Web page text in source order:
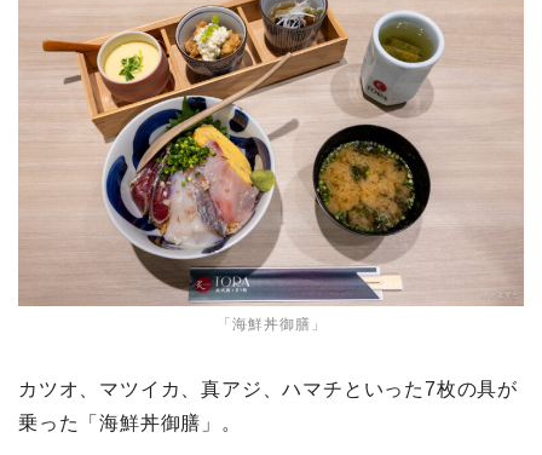
「海鮮丼御膳」
カツオ、マツイカ、真アジ、ハマチといった7枚の具が
乗った「海鮮丼御膳」。